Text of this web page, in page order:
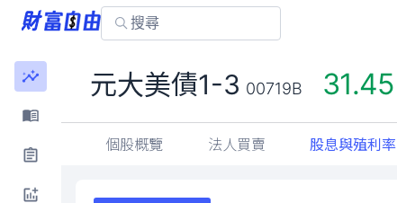
元大美債1-3 00719B 31.45
個股概覽 法人買賣 股息與殖利率